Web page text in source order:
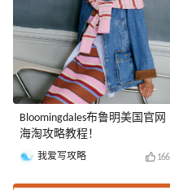
Bloomingdales布鲁明美国官网
海淘攻略教程！
我爱写攻略 166